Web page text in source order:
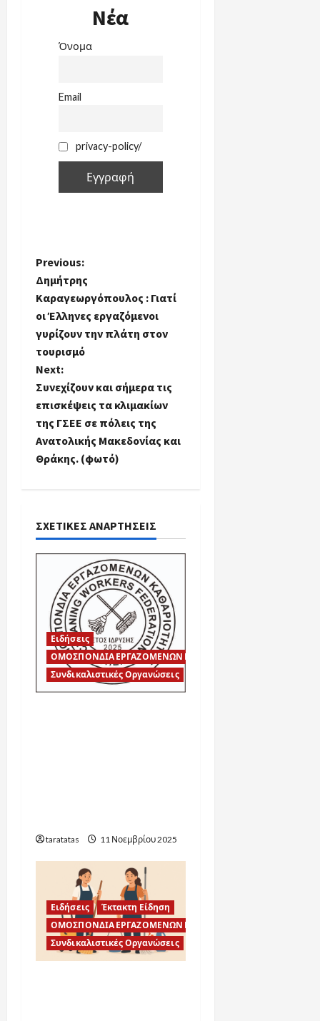
Νέα
Όνομα
Email
privacy-policy/
P
o
s
t
n
a
v
a
o
n
Previous:
Δημήτρης
Καραγεωργόπουλος : Γιατί
οι Έλληνες εργαζόμενοι
γυρίζουν την πλάτη στον
τουρισμό
Next:
Συνεχίζουν και σήμερα τις
επισκέψεις τα κλιμακίων
της ΓΣΕΕ σε πόλεις της
Ανατολικής Μακεδονίας και
Θράκης. (φωτό)
ΣΧΕΤΙΚΈΣ ΑΝΑΡΤΉΣΕΙΣ
Ειδήσεις
ΟΜΟΣΠΟΝΔΙΑ ΕΡΓΑΖΟΜΕΝΩΝ ΚΑΘΑΡΙΟΤΗΤΑΣ
Συνδικαλιστικές Οργανώσεις
taratatas 11 Νοεμβρίου 2025
Ειδήσεις
Έκτακτη Είδηση
ΟΜΟΣΠΟΝΔΙΑ ΕΡΓΑΖΟΜΕΝΩΝ ΚΑΘΑΡΙΟΤΗΤΑΣ
Συνδικαλιστικές Οργανώσεις